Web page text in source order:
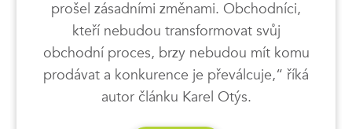
prošel zásadními změnami. Obchodníci,
kteří nebudou transformovat svůj
obchodní proces, brzy nebudou mít komu
prodávat a konkurence je převálcuje,“ říká
autor článku Karel Otýs.